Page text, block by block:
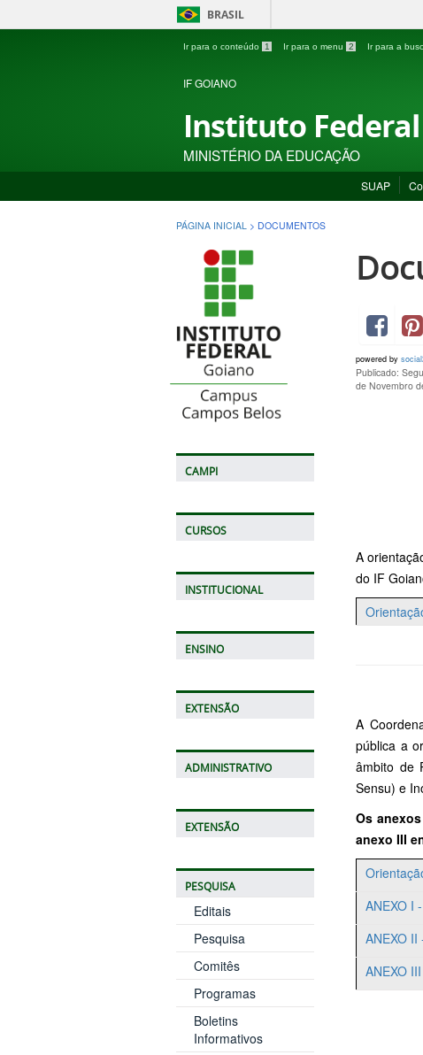
BRASIL
Ir para o conteúdo 1 Ir para o menu 2 Ir para a
IF GOIANO
Instituto
MINISTÉRIO DA EDUCAÇÃO
SUAP
PÁGINA INICIAL > DOCUMENTOS
CAMPI
CURSOS
INSTITUCIONAL
ENSINO
EXTENSÃO
ADMINISTRATIVO
EXTENSÃO
PESQUISA
Editais
Pesquisa
Comitês
Programas
Boletins
Informativos
powered by
Publicado:
de Novembro
A
do IF
A
pública a
âmbito de
Sensu) e
Os
anexo III
ANEXO I
ANEXO II
ANEXO